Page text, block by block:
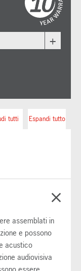
+
Espandi tutto
tutti
assemblati in
e possono
acustico
audiovisiva